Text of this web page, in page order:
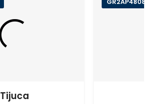
Tijuca
GR2AP48081